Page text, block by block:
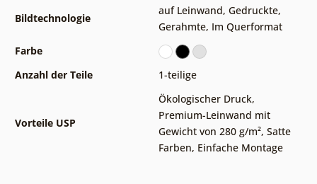
Bildtechnologie
auf Leinwand, Gedruckte,
Gerahmte, Im Querformat
Farbe
Anzahl der Teile
1-teilige
Vorteile USP
Ökologischer Druck,
Premium-Leinwand mit
Gewicht von 280 g/m², Satte
Farben, Einfache Montage